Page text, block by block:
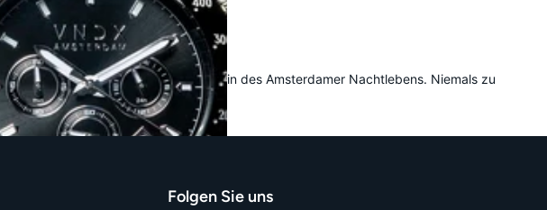
Zum Warenkorb hinzufügen
Auf der Suche nach dem Adrenalin des Amsterdamer Nachtlebens. Niemals zu
Folgen Sie uns